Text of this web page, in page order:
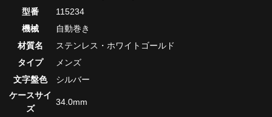
型番
115234
機械
自動巻き
材質名
ステンレス・ホワイトゴールド
タイプ
メンズ
文字盤色
シルバー
ケースサイ
ズ
34.0mm